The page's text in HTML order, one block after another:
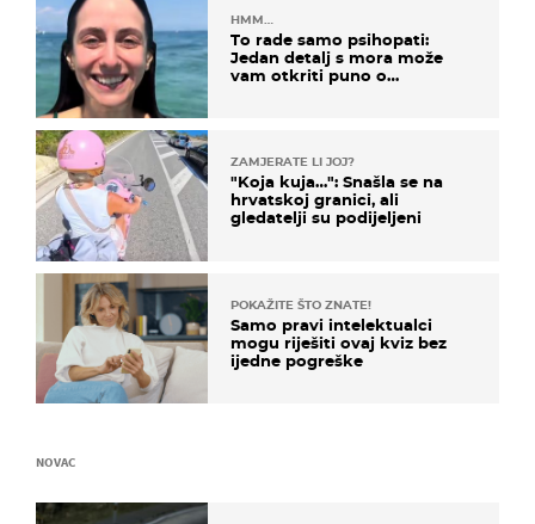
HMM…
To rade samo psihopati:
Jedan detalj s mora može
vam otkriti puno o
ZAMJERATE LI JOJ?
"Koja kuja…": Snašla se na
hrvatskoj granici, ali
gledatelji su podijeljeni
POKAŽITE ŠTO ZNATE!
Samo pravi intelektualci
mogu riješiti ovaj kviz bez
ijedne pogreške
NOVAC